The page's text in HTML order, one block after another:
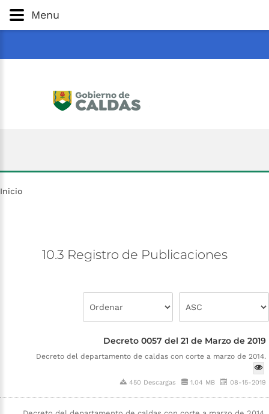
Gobernación
Menu
Inicio
10.3 Registro de Publicaciones
Decreto 0057 del 21 de Marzo de 2019
Decreto del departamento de caldas con corte a marzo de 2014.
450 Descargas 1.04 MB 08-15-2019